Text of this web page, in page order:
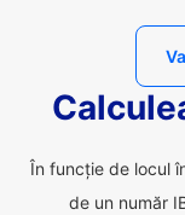
În funcție de locul
de un număr